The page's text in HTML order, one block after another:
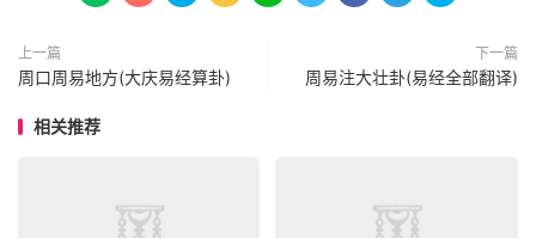
上一篇
周口周易地方(大庆易经算卦)
下一篇
周易注大壮卦(易经全部翻译)
相关推荐